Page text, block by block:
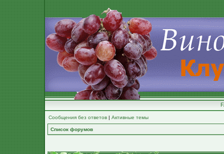
Сообщения без ответов | Активные темы
Список форумов